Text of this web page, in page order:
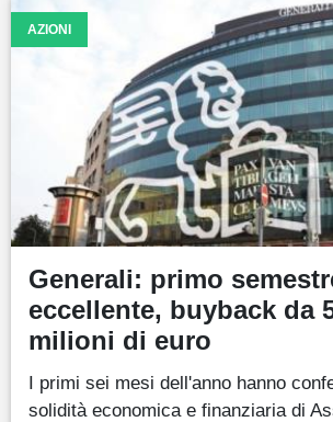
AZIONI
Generali: primo
eccellente, buyback da
milioni di euro
I primi sei mesi dell'anno hanno
solidità economica e finanziaria di